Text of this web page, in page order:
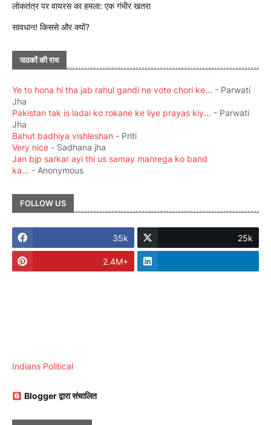
लोकतंत्र पर वायरस का हमला: एक गंभीर खतरा
सावधान! किससे और क्यों?
पाठकों की राय
Ye to hona hi tha jab rahul gandi ne vote chori ke... - Parwati
Jha
Pakistan tak is ladai ko rokane ke liye prayas kiy... - Parwati
Jha
Bahut badhiya vishleshan - Priti
Very nice - Sadhana jha
Jan bjp sarkar ayi thi us samay manrega ko band
ka... - Anonymous
FOLLOW US
35k 25k
2.4M+
Indians Political
Blogger द्वारा संचालित